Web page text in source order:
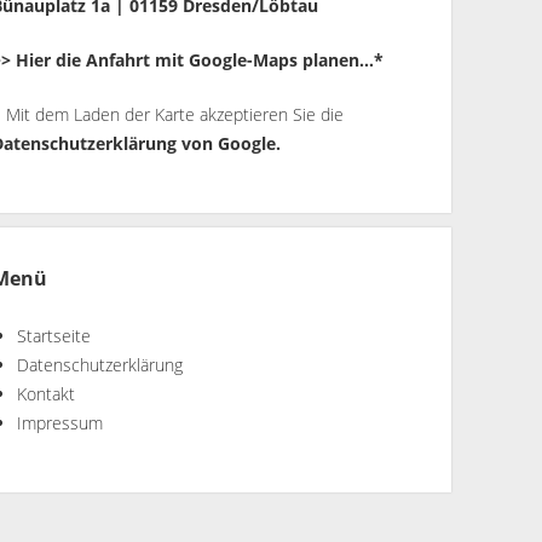
1a | 01159 Dresden/Löbtau
Hier die Anfahrt mit Google-Maps planen…*
dem Laden der Karte akzeptieren Sie die
von Google.
Startseite
Datenschutzerklärung
Kontakt
Impressum